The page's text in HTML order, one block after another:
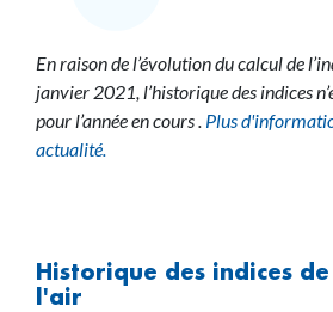
En raison de l’évolution du calcul de
janvier 2021, l’historique des indices
pour l’année en cours . Plus
actualité.
Historique des indices
l'air